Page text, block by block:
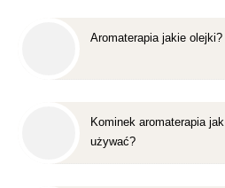
Aromaterapia jakie olejki?
Kominek aromaterapia jak
używać?